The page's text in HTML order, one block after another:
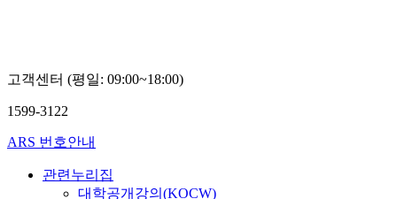
고객센터 (평일: 09:00~18:00)
1599-3122
ARS 번호안내
관련누리집
대학공개강의(KOCW)